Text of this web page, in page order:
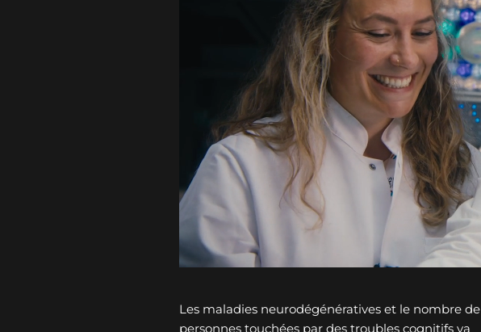
Les maladies neurodégénératives et le nombre de
personnes touchées par des troubles cognitifs va